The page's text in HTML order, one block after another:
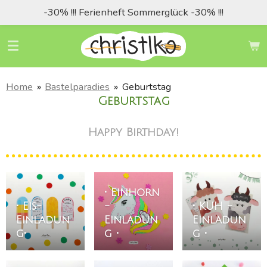
Hauptinhalt
springen
-30% !!! Ferienheft Sommerglück -30% !!!
Home » Bastelparadies » Geburtstag
Geburtstag
Happy Birthday!
• Eis-
Einladun
g•
• Einhorn
-
Einladun
g •
• KUH -
Einladun
g •